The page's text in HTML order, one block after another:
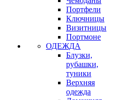
Портфели
Ключницы
Визитницы
Портмоне
ОДЕЖДА
Блузки,
рубашки,
туники
Верхняя
одежда